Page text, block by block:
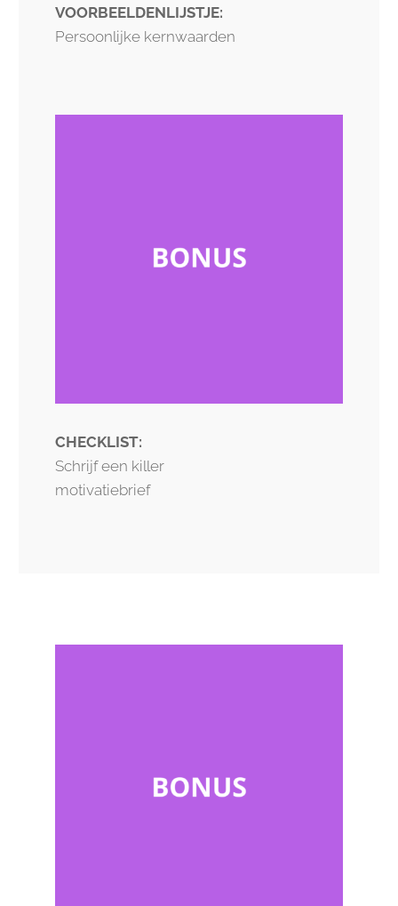
VOORBEELDENLIJSTJE:
Persoonlijke kernwaarden
CHECKLIST:
Schrijf een killer
motivatiebrief